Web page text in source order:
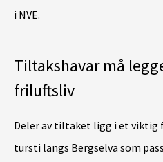
i NVE.
Tiltakshavar må
friluftsliv
Deler av tiltaket ligg i et viktig
tursti langs Bergselva som